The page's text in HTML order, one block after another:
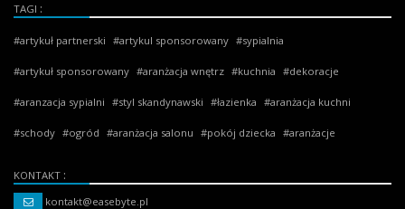
TAGI
artykuł partnerski artykul sponsorowany sypialnia
artykuł sponsorowany aranżacja wnętrz kuchnia dekoracje
aranzacja sypialni styl skandynawski łazienka aranżacja kuchni
schody ogród aranżacja salonu pokój dziecka aranżacje
KONTAKT
kontakt@easebyte.pl